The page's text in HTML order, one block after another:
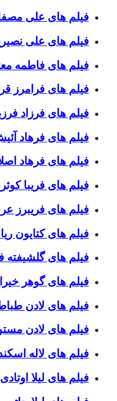
فیلم های علی
فیلم های علی
فیلم های فاطمه
فیلم های فرامرز
فیلم های فرزاد
فیلم های فرهاد
فیلم های فرهاد
فیلم های فریبا
فیلم های فریبرز
فیلم های کتایون
فیلم های گلشیفته
فیلم های گوهر
فیلم های لادن
فیلم های لادن
فیلم های لاله
فیلم های لیلا اوتادی